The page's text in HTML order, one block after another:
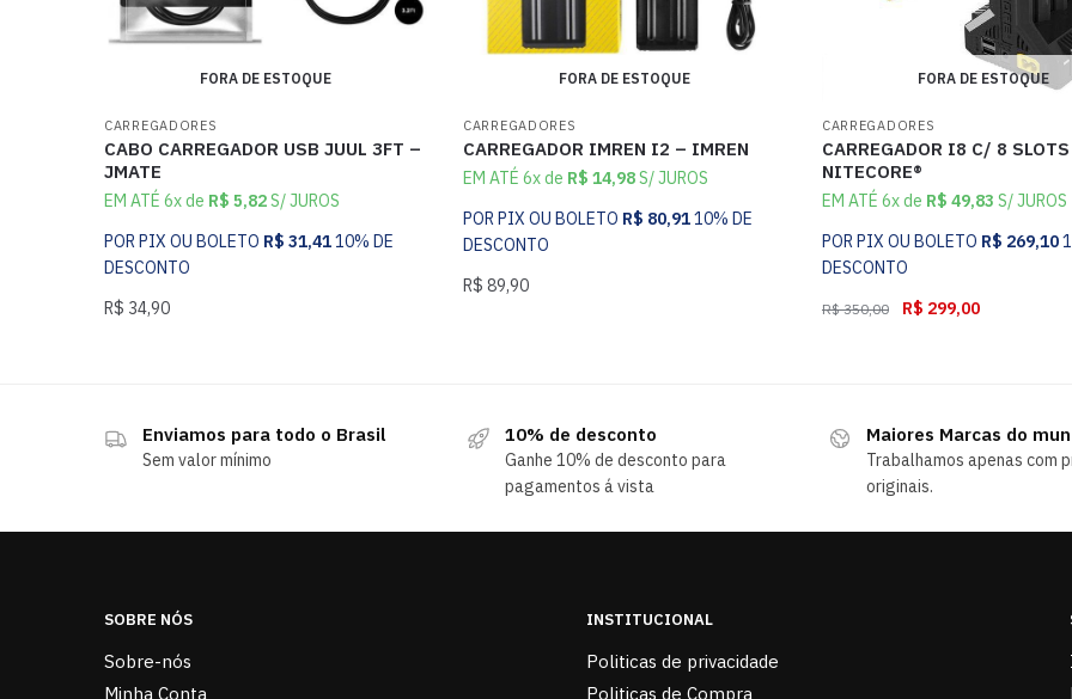
FORA DE ESTOQUE
CARREGADORES
CABO CARREGADOR USB JUUL 3FT –
JMATE
EM ATÉ 6x de R$ 5,82S/ JUROS
POR PIX OU BOLETO R$ 31,4110% DE
DESCONTO
R$ 34,90
FORA DE ESTOQUE
CARREGADORES
CARREGADOR IMREN I2 – IMREN
EM ATÉ 6x de R$ 14,98S/ JUROS
POR PIX OU BOLETO R$ 80,9110% DE
DESCONTO
R$ 89,90
FORA DE ESTOQUE
CARREGADORES
CARREGADOR I8 C/ 8
NITECORE®
EM ATÉ 6x de R$ 49,83 S/ JUROS
POR PIX OU BOLETO R$ 269,10
DESCONTO
R$350,00 R$ 299,00
Enviamos para todo o Brasil
Sem valor mínimo
10% de desconto
Ganhe 10% de desconto para
pagamentos á vista
Maiores Marcas do
Trabalhamos apenas com
originais.
SOBRE NÓS
Sobre-nós
Minha Conta
INSTITUCIONAL
Politicas de privacidade
Politicas de Compra